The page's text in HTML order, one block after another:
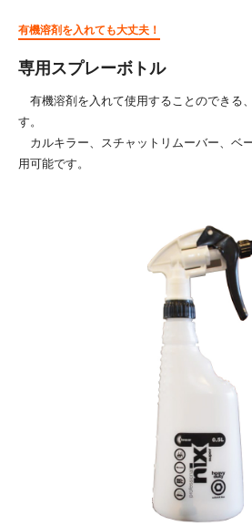
有機溶剤を入れても大丈夫！
専用スプレーボトル
有機溶剤を入れて使用することのできる
す。
カルキラー、スチャットリムーバー、ベ
用可能です。